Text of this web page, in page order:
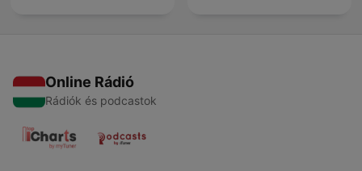
Online Rádió
Rádiók és podcastok